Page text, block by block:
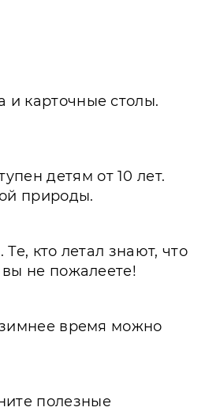
и карточные столы.
детям от 10 лет.
природы.
кто летал знают, что
не пожалеете!
зимнее время можно
полезные